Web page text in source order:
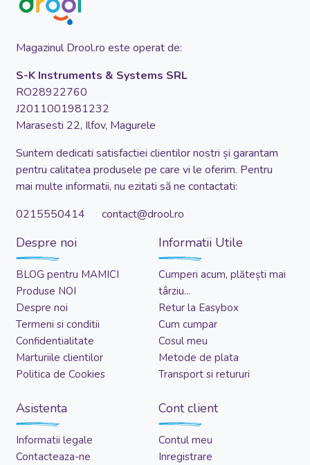
Magazinul Drool.ro este operat de:
S-K Instruments & Systems SRL
RO28922760
J2011001981232
Marasesti 22, Ilfov, Magurele
Suntem dedicati satisfactiei clientilor nostri și garantam
pentru calitatea produsele pe care vi le oferim. Pentru
mai multe informatii, nu ezitati să ne contactati:
0215550414 contact@drool.ro
Despre noi
BLOG pentru MAMICI
Produse NOI
Despre noi
Termeni si conditii
Confidentialitate
Marturiile clientilor
Politica de Cookies
Informatii Utile
Cumperi acum, plătești mai
târziu...
Retur la Easybox
Cum cumpar
Cosul meu
Metode de plata
Transport si retururi
Asistenta
Informatii legale
Contacteaza-ne
Cont client
Contul meu
Inregistrare